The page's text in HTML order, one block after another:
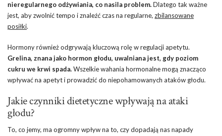
nieregularnego odżywiania, co nasila problem.Dlatego tak ważne
jest, aby zwolnić tempo i znaleźć czas na regularne, zbilansowane
posiłki.
Hormony również odgrywają kluczową rolę w regulacji apetytu.
Grelina, znana jako hormon głodu, uwalniana jest, gdy poziom
cukru we krwi spada.Wszelkie wahania hormonalne mogą znacząco
wpływać na apetyt i prowadzić do niepohamowanych ataków głodu.
Jakie czynniki dietetyczne wpływają na ataki
głodu?
To, co jemy, ma ogromny wpływ na to, czy dopadają nas napady